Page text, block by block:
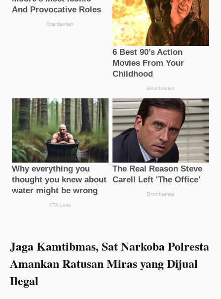
Jaga Kamtibmas, Sat Narkoba Polresta
Amankan Ratusan Miras yang Dijual
Ilegal